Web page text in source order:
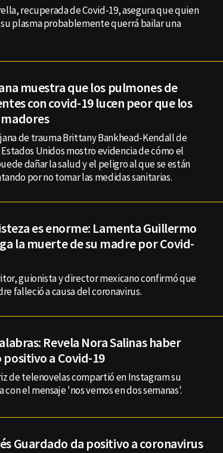
recuperada de Covid-19, asegura que quien
plasma probablemente querrá bailar una
muestra que los pulmones de
con covid-19 lucen peor que los
de trauma Brittany Bankhead-Kendall de
Estados Unidos mostro evidencia de cómo el
dañar la salud y el peligro al que se están
por no tomar las medidas sanitarias.
es enorme: Lamenta Guillermo
la muerte de su madre por Covid-
guionista y director mexicano confirmó que
falleció a causa del coronavirus.
Revela Nora Salinas haber
positivo a Covid-19
de telenovelas compartió en Instagram su
con el mensaje 'nos vemos en dos semanas'.
Guardado da positivo a coronavirus